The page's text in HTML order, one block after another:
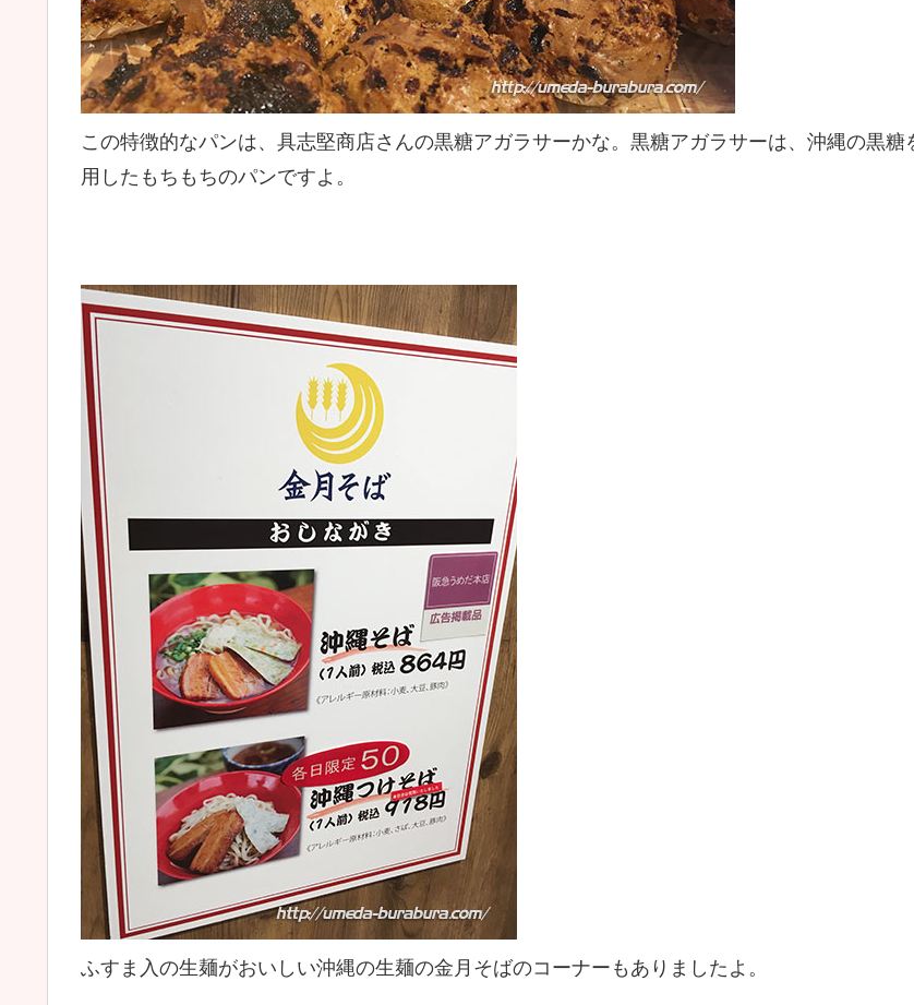
この特徴的なパンは、具志堅商店さんの黒糖アガラサーかな。黒糖アガラサーは、沖縄の黒糖
用したもちもちのパンですよ。
ふすま入の生麺がおいしい沖縄の生麺の金月そばのコーナーもありましたよ。